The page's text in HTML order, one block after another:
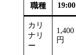
職種
19:00
カリ
ナリ
ー
1,400
円